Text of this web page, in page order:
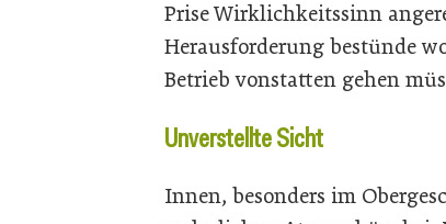
Prise Wirklichkeitssinn
Herausforderung bestünde
Betrieb vonstatten gehen
Unverstellte Sicht
Innen, besonders im